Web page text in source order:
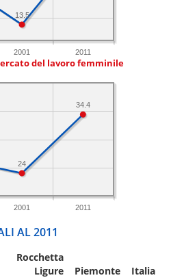
2001 2011
13.5
del lavoro femminile
2001 2011
34.4
24
AL 2011
Rocchetta
Ligure
Piemonte Italia